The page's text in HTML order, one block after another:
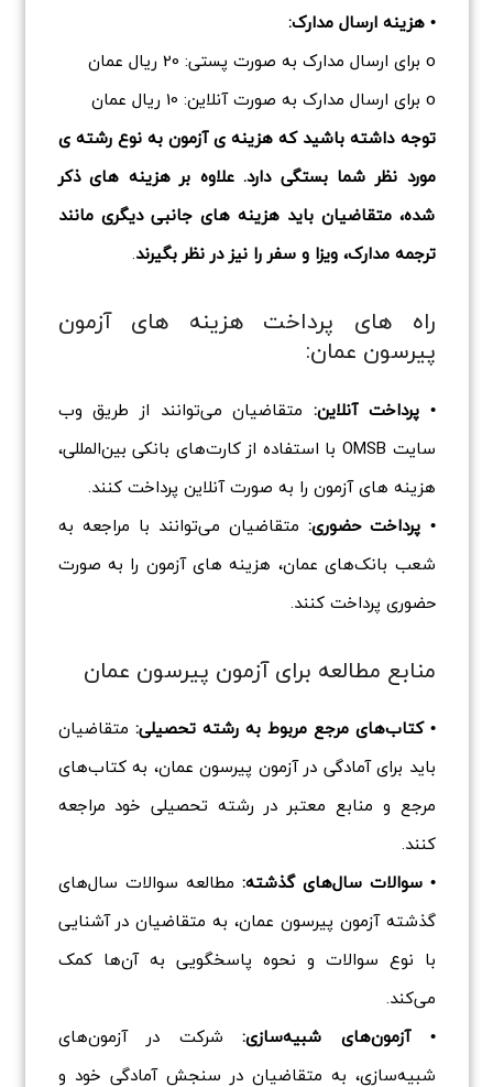
• هزینه ارسال مدارک:
o برای ارسال مدارک به صورت پستی: 20 ریال عمان
o برای ارسال مدارک به صورت آنلاین: 10 ریال عمان
توجه داشته باشید که هزینه ی آزمون به نوع رشته ی
مورد نظر شما بستگی دارد. علاوه بر هزینه های ذکر
شده، متقاضیان باید هزینه های جانبی دیگری مانند
ترجمه مدارک، ویزا و سفر را نیز در نظر بگیرند.
راه های پرداخت هزینه های آزمون
پیرسون عمان:
• پرداخت آنلاین:متقاضیان می‌توانند از طریق وب
سایت OMSB با استفاده از کارت‌های بانکی بین‌المللی،
هزینه های آزمون را به صورت آنلاین پرداخت کنند.
• پرداخت حضوری:متقاضیان می‌توانند با مراجعه به
شعب بانک‌های عمان، هزینه های آزمون را به صورت
حضوری پرداخت کنند.
منابع مطالعه برای آزمون پیرسون عمان
• کتاب‌های مرجع مربوط به رشته تحصیلی: متقاضیان
باید برای آمادگی در آزمون پیرسون عمان، به کتاب‌های
مرجع و منابع معتبر در رشته تحصیلی خود مراجعه
کنند.
• سوالات سال‌های گذشته: مطالعه سوالات سال‌های
گذشته آزمون پیرسون عمان، به متقاضیان در آشنایی
با نوع سوالات و نحوه پاسخگویی به آن‌ها کمک
می‌کند.
• آزمون‌های شبیه‌سازی:شرکت در آزمون‌های
شبیه‌سازی، به متقاضیان در سنجش آمادگی خود و